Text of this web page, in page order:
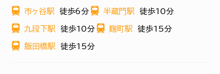
市ヶ谷駅 徒歩6分 半蔵門駅 徒歩10分
九段下駅 徒歩10分 麹町駅 徒歩15分
飯田橋駅 徒歩15分